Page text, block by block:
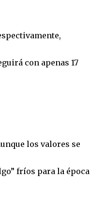
con apenas 17
los valores se
fríos para la